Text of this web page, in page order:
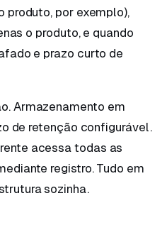
produto, por exemplo),
o produto, e quando
e prazo curto de
Armazenamento em
de retenção configurável.
acessa todas as
registro. Tudo em
sozinha.